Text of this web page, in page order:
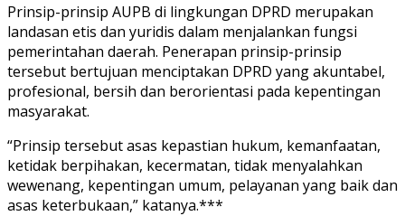
Prinsip-prinsip AUPB di lingkungan DPRD merupakan
landasan etis dan yuridis dalam menjalankan fungsi
pemerintahan daerah. Penerapan prinsip-prinsip
tersebut bertujuan menciptakan DPRD yang akuntabel,
profesional, bersih dan berorientasi pada kepentingan
masyarakat.
“Prinsip tersebut asas kepastian hukum, kemanfaatan,
ketidak berpihakan, kecermatan, tidak menyalahkan
wewenang, kepentingan umum, pelayanan yang baik dan
asas keterbukaan,” katanya.***